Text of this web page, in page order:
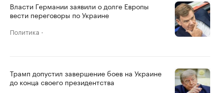
Власти Германии заявили о долге Европы
вести переговоры по Украине
Политика
Трамп допустил завершение боев на Украине
до конца своего президентства